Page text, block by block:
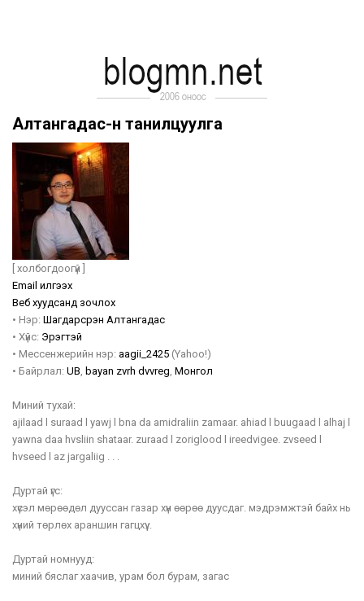
Алтангадас-н танилцуулга
[ холбогдоогүй ]
Email илгээх
Веб хуудсанд зочлох
• Нэр: Шагдарсүрэн Алтангадас
• Хүйс: Эрэгтэй
• Мессенжерийн нэр: aagii_2425 (Yahoo!)
• Байрлал: UB, bayan zvrh dvvreg, Монгол
Миний тухай:
ajilaad l suraad l yawj l bna da amidraliin zamaar. ahiad l buugaad l alhaj l
yawna daa hvsliin shataar. zuraad l zoriglood l ireedvigee. zvseed l
hvseed l az jargaliig . . .
Дуртай үгс:
хүсэл мөрөөдөл дууссан газар хүн өөрөө дуусдаг. мэдрэмжтэй байх нь
хүний төрлөх араншин гагцхүү...
Дуртай номнууд:
миний бяслаг хаачив, урам бол бурам, загас